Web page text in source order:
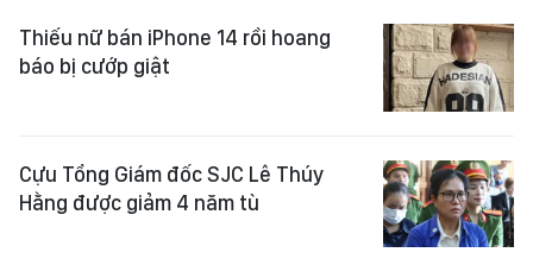
Thiếu nữ bán iPhone 14 rồi hoang
báo bị cướp giật
Cựu Tổng Giám đốc SJC Lê Thúy
Hằng được giảm 4 năm tù